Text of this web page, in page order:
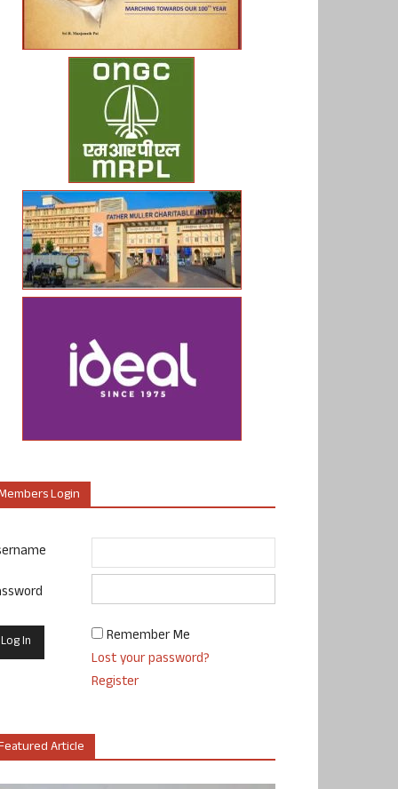
Login
Remember Me
Lost your password?
Register
Article